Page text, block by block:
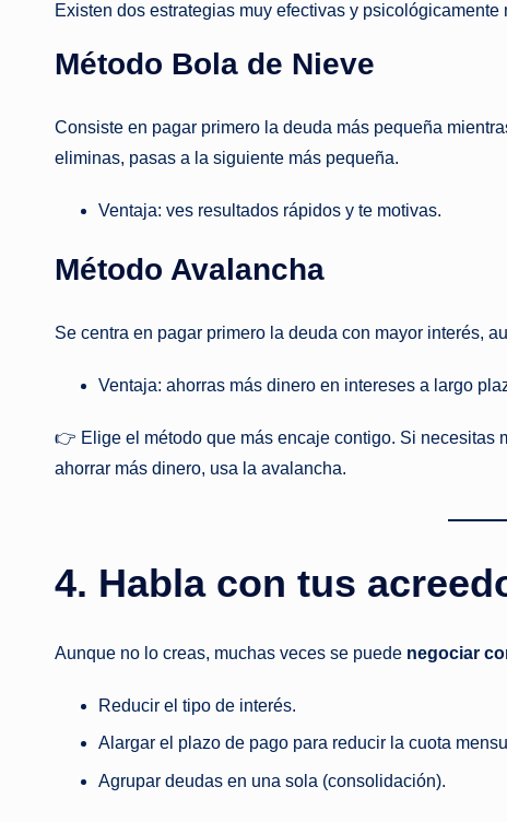
Existen dos estrategias muy efectivas y psicológicamente
Método Bola de Nieve
Consiste en pagar primero la deuda más pequeña
eliminas, pasas a la siguiente más pequeña.
Ventaja: ves resultados rápidos y te motivas.
Método Avalancha
Se centra en pagar primero la deuda con mayor interés,
Ventaja: ahorras más dinero en intereses a largo
👉 Elige el método que más encaje contigo. Si necesitas
ahorrar más dinero, usa la avalancha.
4. Habla con tus
Aunque no lo creas, muchas veces se puede negociar
Reducir el tipo de interés.
Alargar el plazo de pago para reducir la cuota
Agrupar deudas en una sola (consolidación).